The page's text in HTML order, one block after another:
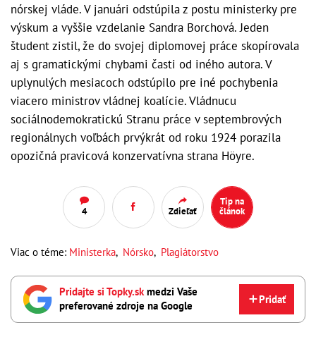
nórskej vláde. V januári odstúpila z postu ministerky pre
výskum a vyššie vzdelanie Sandra Borchová. Jeden
študent zistil, že do svojej diplomovej práce skopírovala
aj s gramatickými chybami časti od iného autora. V
uplynulých mesiacoch odstúpilo pre iné pochybenia
viacero ministrov vládnej koalície. Vládnucu
sociálnodemokratickú Stranu práce v septembrových
regionálnych voľbách prvýkrát od roku 1924 porazila
opozičná pravicová konzervatívna strana Höyre.
4 Zdieľať
Tip na
článok
Viac o téme: Ministerka, Nórsko, Plagiátorstvo
Pridajte si Topky.skmedzi Vaše
preferované zdroje na Google
Pridať